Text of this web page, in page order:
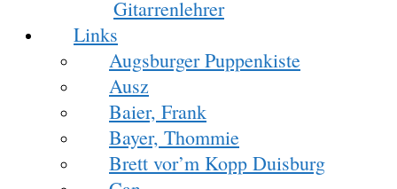
Gitarrenlehrer
Links
Augsburger Puppenkiste
Ausz
Baier, Frank
Bayer, Thommie
Brett vor’m Kopp Duisburg